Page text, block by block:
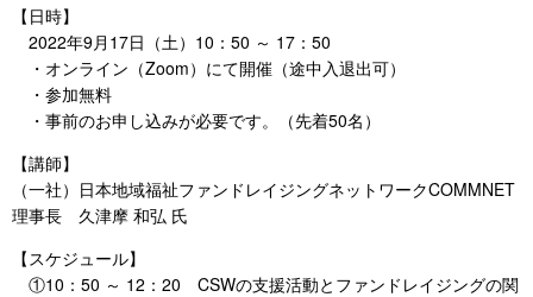
【日時】
2022年9月17日（土）10：50 ～ 17：50
・オンライン（Zoom）にて開催（途中入退出可）
・参加無料
・事前のお申し込みが必要です。（先着50名）
【講師】
（一社）日本地域福祉ファンドレイジングネットワークCOMMNET
理事長 久津摩 和弘 氏
【スケジュール】
①10：50 ～ 12：20 CSWの支援活動とファンドレイジングの関